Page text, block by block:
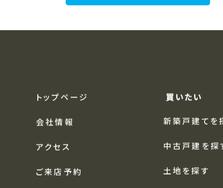
トップページ
会社情報
アクセス
買いたい
新築戸建てを
中古戸建を探